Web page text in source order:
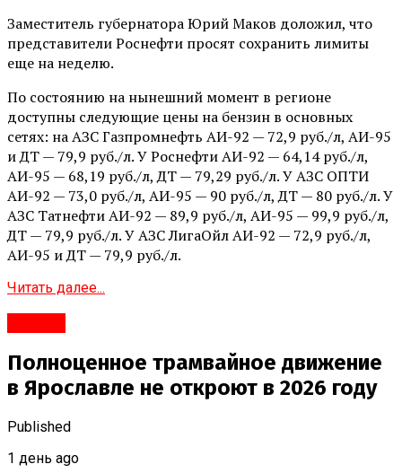
Заместитель губернатора Юрий Маков доложил, что
представители Роснефти просят сохранить лимиты
еще на неделю.
По состоянию на нынешний момент в регионе
доступны следующие цены на бензин в основных
сетях: на АЗС Газпромнефть АИ-92 — 72,9 руб./л, АИ-95
и ДТ — 79,9 руб./л. У Роснефти АИ-92 — 64,14 руб./л,
АИ-95 — 68,19 руб./л, ДТ — 79,29 руб./л. У АЗС ОПТИ
АИ-92 — 73,0 руб./л, АИ-95 — 90 руб./л, ДТ — 80 руб./л. У
АЗС Татнефти АИ-92 — 89,9 руб./л, АИ-95 — 99,9 руб./л,
ДТ — 79,9 руб./л. У АЗС ЛигаОйл АИ-92 — 72,9 руб./л,
АИ-95 и ДТ — 79,9 руб./л.
Читать далее...
Полноценное трамвайное движение
в Ярославле не откроют в 2026 году
Published
1 день ago